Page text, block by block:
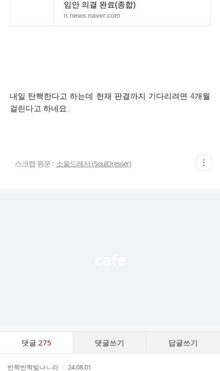
임안 의결 완료(종합)
n.news.naver.com
내일 탄핵한다고 하는데 헌재 판결까지 기다리려면 4개월
걸린다고 하네요...
스크랩 원문 : 소울드레서 (SoulDresser) 현
재
댓글 275 댓글쓰기 답글쓰기
작
반짝반짝빛나ㄴ라
작
24.08.01